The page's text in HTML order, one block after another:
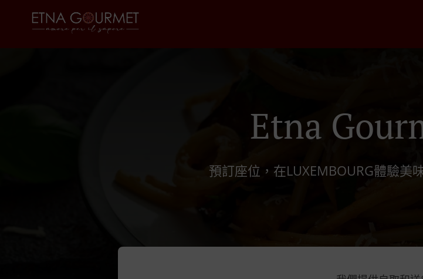
Etna
預訂座位，在LUXEMBOURG體驗美